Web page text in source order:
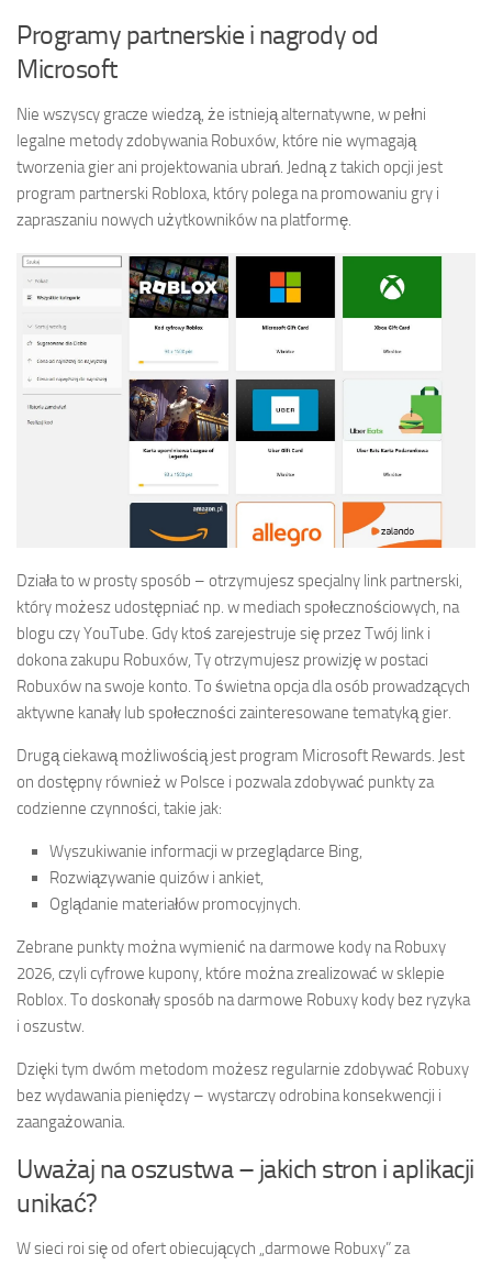
Programy partnerskie i nagrody od
Microsoft
Nie wszyscy gracze wiedzą, że istnieją alternatywne, w pełni
legalne metody zdobywania Robuxów, które nie wymagają
tworzenia gier ani projektowania ubrań. Jedną z takich opcji jest
program partnerski Robloxa, który polega na promowaniu gry i
zapraszaniu nowych użytkowników na platformę.
Działa to w prosty sposób – otrzymujesz specjalny link partnerski,
który możesz udostępniać np. w mediach społecznościowych, na
blogu czy YouTube. Gdy ktoś zarejestruje się przez Twój link i
dokona zakupu Robuxów, Ty otrzymujesz prowizję w postaci
Robuxów na swoje konto. To świetna opcja dla osób prowadzących
aktywne kanały lub społeczności zainteresowane tematyką gier.
Drugą ciekawą możliwością jest program Microsoft Rewards. Jest
on dostępny również w Polsce i pozwala zdobywać punkty za
codzienne czynności, takie jak:
Wyszukiwanie informacji w przeglądarce Bing,
Rozwiązywanie quizów i ankiet,
Oglądanie materiałów promocyjnych.
Zebrane punkty można wymienić na darmowe kody na Robuxy
2026, czyli cyfrowe kupony, które można zrealizować w sklepie
Roblox. To doskonały sposób na darmowe Robuxy kody bez ryzyka
i oszustw.
Dzięki tym dwóm metodom możesz regularnie zdobywać Robuxy
bez wydawania pieniędzy – wystarczy odrobina konsekwencji i
zaangażowania.
Uważaj na oszustwa – jakich stron i aplikacji
unikać?
W sieci roi się od ofert obiecujących „darmowe Robuxy” za